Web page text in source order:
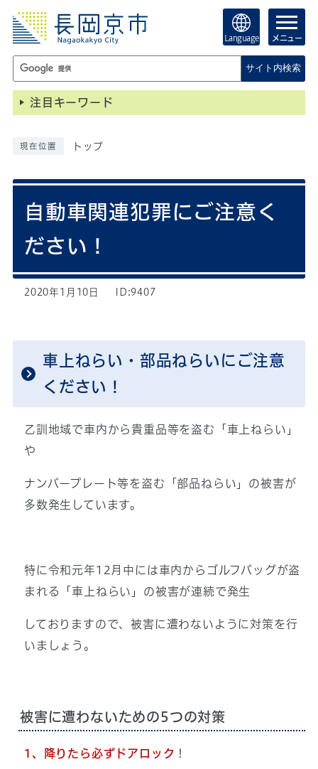
Language メニュー
サイト内検索
注目キーワード
現在位置 トップ
自動車関連犯罪にご注意く
ださい！
2020年1月10日 ID:9407
車上ねらい・部品ねらいにご注意
ください！
乙訓地域で車内から貴重品等を盗む「車上ねらい」
や
ナンバープレート等を盗む「部品ねらい」の被害が
多数発生しています。
特に令和元年12月中には車内からゴルフバッグが盗
まれる「車上ねらい」の被害が連続で発生
しておりますので、被害に遭わないように対策を行
いましょう。
被害に遭わないための5つの対策
1、降りたら必ずドアロック ！